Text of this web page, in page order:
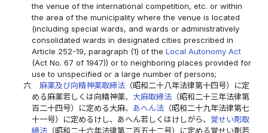
the venue of the international competition, etc. or within
the area of the municipality where the venue is located
(including special wards, and wards or administratively
consolidated wards in designated cities prescribed in
Article 252-19, paragraph (1) of the Local Autonomy Act
(Act No. 67 of 1947)) or to neighboring places provided for
use to unspecified or a large number of persons;
六
麻薬及び向精神薬取締法（昭和二十八年法律第十四号）に定
める麻薬若しくは向精神薬、 大麻取締法（昭和二十三年法律第
百二十四号）に定める大麻、 あへん法（昭和二十九年法律第七
十一号）に定めるけし、あへん若しくはけしがら、 覚せい剤取
締法（昭和二十六年法律第二百五十二号）に定める覚せい剤若